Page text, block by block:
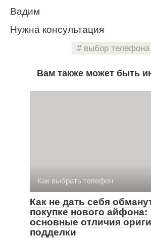
Вадим
Нужна консультация
выбор телефона
Вам также может быть
Как выбрать телефон
Как не дать себя
покупке нового айфона:
основные отличия
подделки